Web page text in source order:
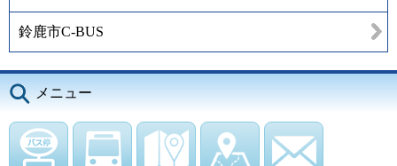
鈴鹿市C-BUS
メニュー